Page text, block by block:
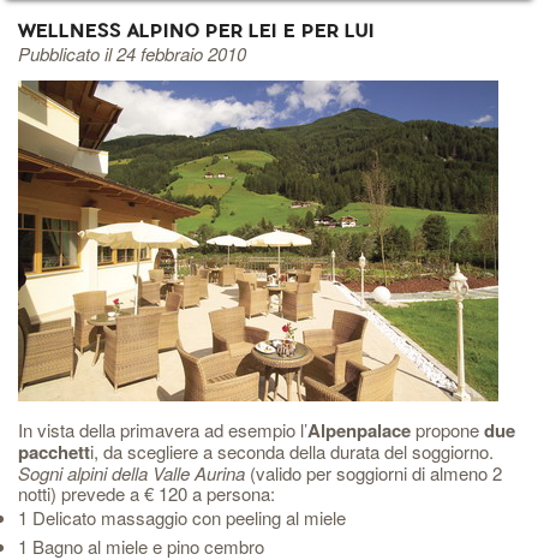
WELLNESS ALPINO PER LEI E PER LUI
Pubblicato il 24 febbraio 2010
In vista della primavera ad esempio l’Alpenpalaceproponedue
pacchetti, da scegliere a seconda della durata del soggiorno.
Sogni alpini della Valle Aurina (valido per soggiorni di almeno 2
notti) prevede a € 120 a persona:
1 Delicato massaggio con peeling al miele
1 Bagno al miele e pino cembro